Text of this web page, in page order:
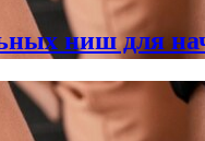
ниш для